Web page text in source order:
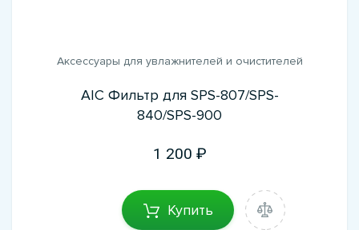
Аксессуары для увлажнителей и очистителей
AIC Фильтр для SPS-807/SPS-
840/SPS-900
1 200
Купить